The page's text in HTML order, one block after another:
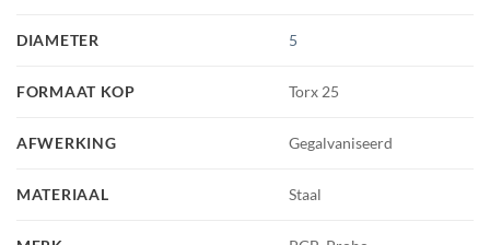
DIAMETER 5
FORMAAT KOP Torx 25
AFWERKING Gegalvaniseerd
MATERIAAL Staal